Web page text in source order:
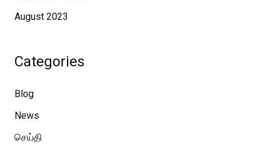
August 2023
Categories
Blog
News
செய்தி